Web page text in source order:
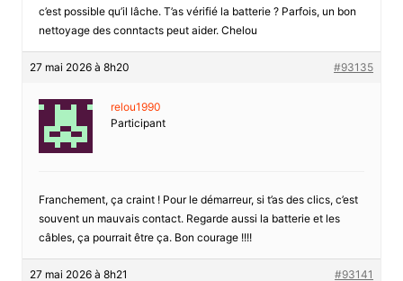
c’est possible qu’il lâche. T’as vérifié la batterie ? Parfois, un bon
nettoyage des conntacts peut aider. Chelou
27 mai 2026 à 8h20 #93135
relou1990
Participant
Franchement, ça craint ! Pour le démarreur, si t’as des clics, c’est
souvent un mauvais contact. Regarde aussi la batterie et les
câbles, ça pourrait être ça. Bon courage !!!!
27 mai 2026 à 8h21 #93141